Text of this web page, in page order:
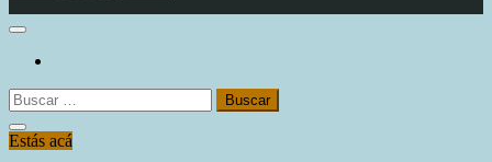
Info Patagonia Online
Buscar:
Estás acá